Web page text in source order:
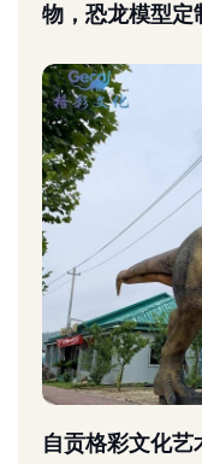
物，恐龙模型定
自贡格彩文化